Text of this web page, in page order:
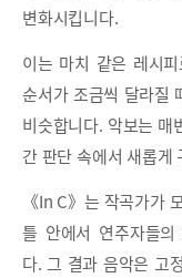
변화시킵니다.
이는 마치 같은 레시
순서가 조금씩 달라질
비슷합니다. 악보는 매
간 판단 속에서 새롭게
《In C》는 작곡가가
틀 안에서 연주자들
다. 그 결과 음악은 고